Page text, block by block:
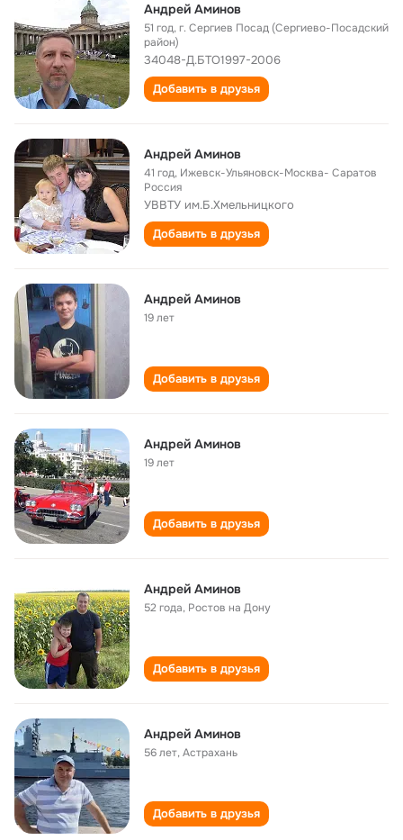
Андрей Аминов
51 год,г. Сергиев Посад (Сергиево-Посадский
район)
34048-Д.БТО1997-2006
Добавить в друзья
Андрей Аминов
41 год, Ижевск-Ульяновск-Москва- Саратов
Россия
УВВТУ им.Б.Хмельницкого
Добавить в друзья
Андрей Аминов
19 лет
Добавить в друзья
Андрей Аминов
19 лет
Добавить в друзья
Андрей Аминов
52 года, Ростов на Дону
Добавить в друзья
Андрей Аминов
56 лет,Астрахань
Добавить в друзья